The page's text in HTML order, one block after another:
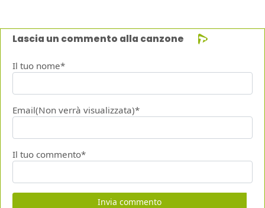
Lascia un commento alla canzone
Il tuo nome*
Email(Non verrà visualizzata)*
Il tuo commento*
Invia commento